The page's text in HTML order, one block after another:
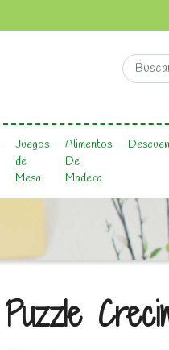
Juegos
de
Mesa
Alimentos
De
Madera
Puzzle